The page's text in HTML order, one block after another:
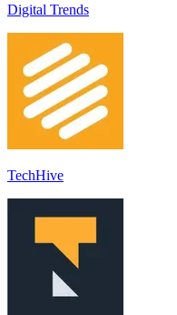
Digital Trends
TechHive